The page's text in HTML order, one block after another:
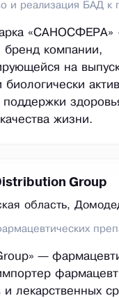
и реализация БАД к
«САНОСФЕРА»
бренд компании,
на
биологически
жизни.
Group
область,
—
и лекарственных